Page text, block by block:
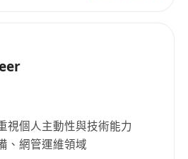
視個人主動性與技術能力
、網管運維領域